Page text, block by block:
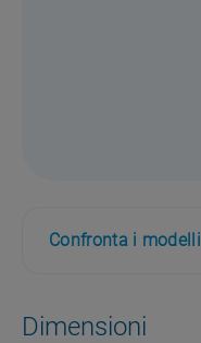
Confronta i modelli
Dimensioni